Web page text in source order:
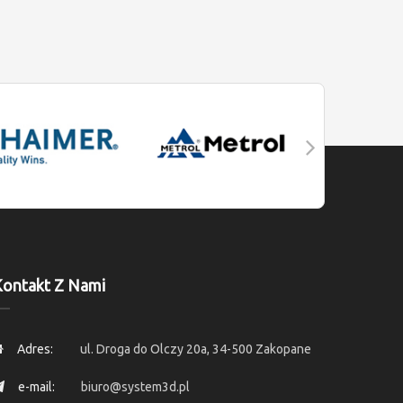
Z Nami
Adres: ul. Droga do Olczy 20a, 34-500 Zakopane
e-mail: biuro@system3d.pl